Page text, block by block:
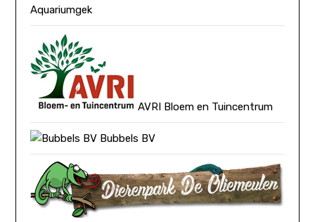
Aquariumgek
AVRI Bloem en Tuincentrum
Bubbels BV